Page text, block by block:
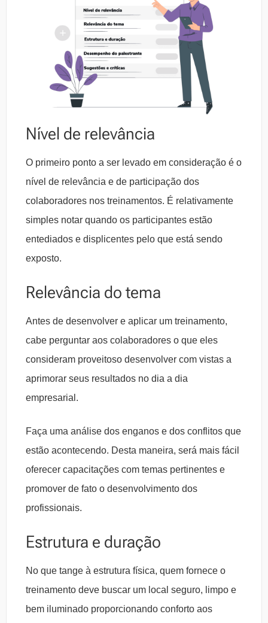
Nível de relevância
O primeiro ponto a ser levado em consideração é o
nível de relevância e de participação dos
colaboradores nos treinamentos. É relativamente
simples notar quando os participantes estão
entediados e displicentes pelo que está sendo
exposto.
Relevância do tema
Antes de desenvolver e aplicar um treinamento,
cabe perguntar aos colaboradores o que eles
consideram proveitoso desenvolver com vistas a
aprimorar seus resultados no dia a dia
empresarial.
Faça uma análise dos enganos e dos conflitos que
estão acontecendo. Desta maneira, será mais fácil
oferecer capacitações com temas pertinentes e
promover de fato o desenvolvimento dos
profissionais.
Estrutura e duração
No que tange à estrutura física, quem fornece o
treinamento deve buscar um local seguro, limpo e
bem iluminado proporcionando conforto aos